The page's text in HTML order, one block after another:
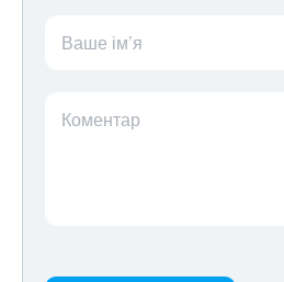
Ваше ім’я
Коментар